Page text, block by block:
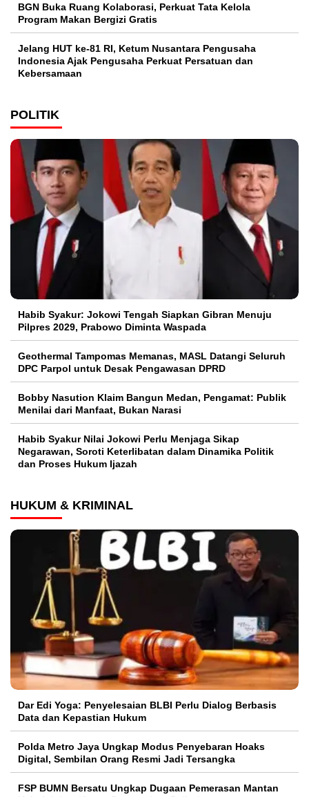
BGN Buka Ruang Kolaborasi, Perkuat Tata Kelola
Program Makan Bergizi Gratis
Jelang HUT ke-81 RI, Ketum Nusantara Pengusaha
Indonesia Ajak Pengusaha Perkuat Persatuan dan
Kebersamaan
POLITIK
Habib Syakur: Jokowi Tengah Siapkan Gibran Menuju
Pilpres 2029, Prabowo Diminta Waspada
Geothermal Tampomas Memanas, MASL Datangi Seluruh
DPC Parpol untuk Desak Pengawasan DPRD
Bobby Nasution Klaim Bangun Medan, Pengamat: Publik
Menilai dari Manfaat, Bukan Narasi
Habib Syakur Nilai Jokowi Perlu Menjaga Sikap
Negarawan, Soroti Keterlibatan dalam Dinamika Politik
dan Proses Hukum Ijazah
HUKUM & KRIMINAL
Dar Edi Yoga: Penyelesaian BLBI Perlu Dialog Berbasis
Data dan Kepastian Hukum
Polda Metro Jaya Ungkap Modus Penyebaran Hoaks
Digital, Sembilan Orang Resmi Jadi Tersangka
FSP BUMN Bersatu Ungkap Dugaan Pemerasan Mantan